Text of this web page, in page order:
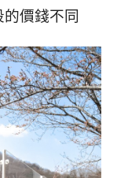
價錢不同